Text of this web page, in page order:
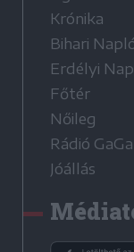
Krónika
Bihari
Erdélyi
Főtér
Nőileg
Rádió GaGa
Jóállás